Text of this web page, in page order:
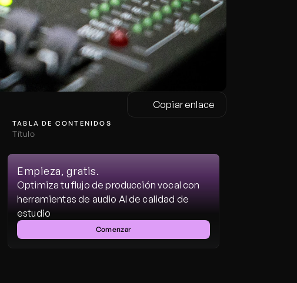
Copiar enlace
TABLA DE CONTENIDOS
Título
Empieza, gratis.
Optimiza tu flujo de producción vocal con
herramientas de audio AI de calidad de
estudio
Comenzar